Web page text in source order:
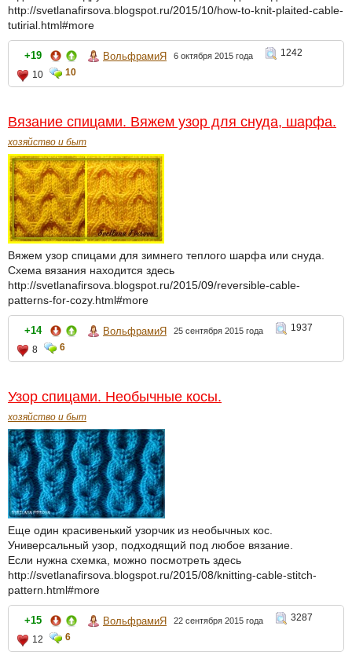
http://svetlanafirsova.blogspot.ru/2015/10/how-to-knit-plaited-cable-
tutirial.html#more
+19 ВольфрамиЯ 6 октября 2015 года
1242
10
10
Вязание спицами. Вяжем узор для снуда, шарфа.
хозяйство и быт
Вяжем узор спицами для зимнего теплого шарфа или снуда.
Схема вязания находится здесь
http://svetlanafirsova.blogspot.ru/2015/09/reversible-cable-
patterns-for-cozy.html#more
+14 ВольфрамиЯ 25 сентября 2015 года
1937
8
6
Узор спицами. Необычные косы.
хозяйство и быт
Еще один красивенький узорчик из необычных кос.
Универсальный узор, подходящий под любое вязание.
Если нужна схемка, можно посмотреть здесь
http://svetlanafirsova.blogspot.ru/2015/08/knitting-cable-stitch-
pattern.html#more
+15 ВольфрамиЯ 22 сентября 2015 года
3287
12
6